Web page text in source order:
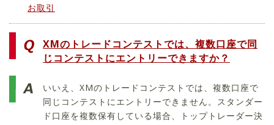
お取引
XMのトレードコンテストでは、複数口座で同
じコンテストにエントリーできますか？
いいえ、XMのトレードコンテストでは、複数口座で
同じコンテストにエントリーできません。スタンダー
ド口座を複数保有している場合、トップトレーダー決